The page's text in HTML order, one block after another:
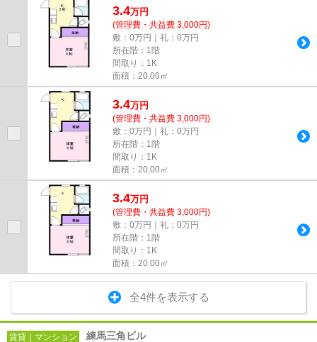
3.4万円
(管理費・共益費 3,000円)
敷：0万円｜礼：0万円
所在階：1階
間取り：1K
面積：20.00㎡
3.4万円
(管理費・共益費 3,000円)
敷：0万円｜礼：0万円
所在階：1階
間取り：1K
面積：20.00㎡
3.4万円
(管理費・共益費 3,000円)
敷：0万円｜礼：0万円
所在階：1階
間取り：1K
面積：20.00㎡
全4件を表示する
賃貸｜マンション 練馬三角ビル